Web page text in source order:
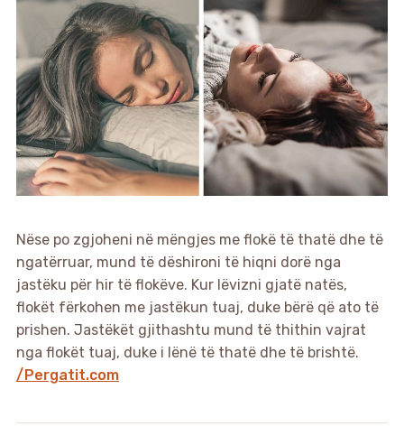
Nëse po zgjoheni në mëngjes me flokë të thatë dhe të
ngatërruar, mund të dëshironi të hiqni dorë nga
jastëku për hir të flokëve. Kur lëvizni gjatë natës,
flokët fërkohen me jastëkun tuaj, duke bërë që ato të
prishen. Jastëkët gjithashtu mund të thithin vajrat
nga flokët tuaj, duke i lënë të thatë dhe të brishtë.
/Pergatit.com